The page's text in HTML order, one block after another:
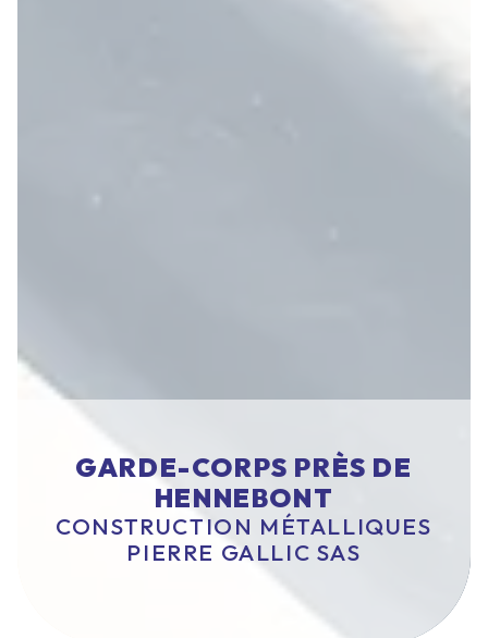
GARDE-CORPS PRÈS DE
HENNEBONT
CONSTRUCTION MÉTALLIQUES
PIERRE GALLIC SAS